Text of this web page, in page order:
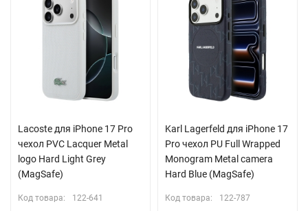
Lacoste для iPhone 17 Pro
чехол PVC Lacquer Metal
logo Hard Light Grey
(MagSafe)
Код товара: 122-641
Karl Lagerfeld для iPhone 17
Pro чехол PU Full Wrapped
Monogram Metal camera
Hard Blue (MagSafe)
Код товара: 122-787